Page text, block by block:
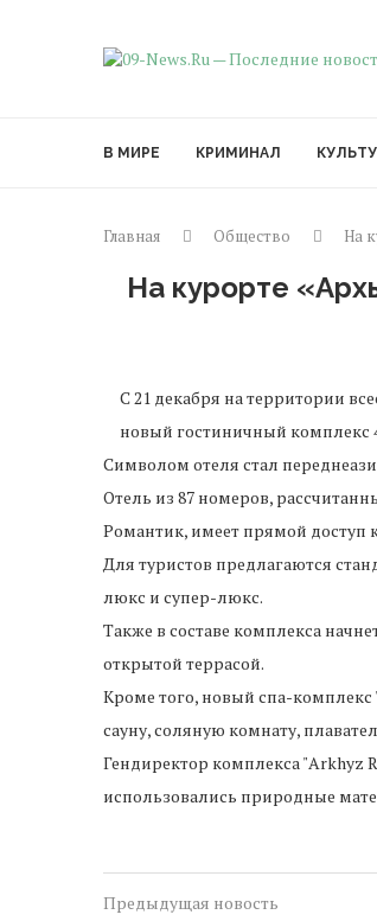
В МИРЕ КРИМИНАЛ
Главная Общество На
На курорте
С 21 декабря на территории
новый гостиничный комплекс
Символом отеля стал
Отель из 87 номеров,
Романтик, имеет прямой доступ
Для туристов предлагаются
люкс и супер-люкс.
Также в составе комплекса
открытой террасой.
Кроме того, новый спа-
сауну, соляную комнату,
Гендиректор комплекса "Arkhyz
использовались природные
Предыдущая новость